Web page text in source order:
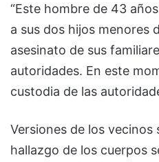
“Este hombre de 43
a sus dos hijos menores
asesinato de sus
autoridades. En este
custodia de las
Versiones de los vecinos
hallazgo de los cuerpos